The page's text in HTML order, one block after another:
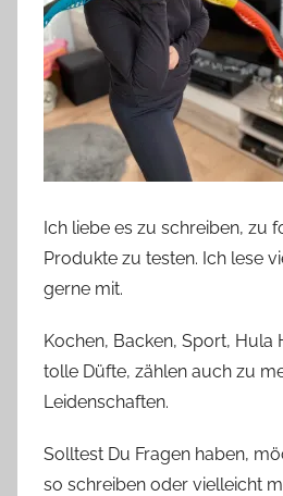
Ich liebe es zu schreiben, zu
Produkte zu testen. Ich lese
gerne mit.
Kochen, Backen, Sport, Hula
tolle Düfte, zählen auch zu
Leidenschaften.
Solltest Du Fragen haben,
so schreiben oder vielleicht